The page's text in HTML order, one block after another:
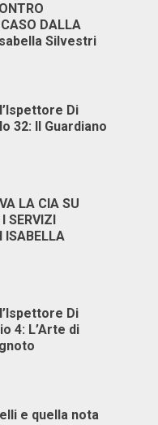
CASO DALLA
Silvestri
Di
32: Il Guardiano
LA CIA SU
SERVIZI
ISABELLA
Di
4: L’Arte di
e quella nota